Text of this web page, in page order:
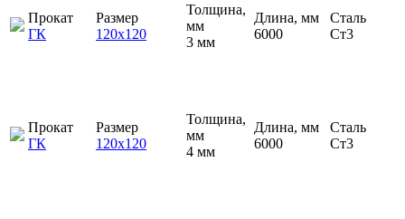
Прокат
ГК
Размер
120х120
Толщина,
мм
3 мм
Длина, мм
6000
Сталь
Ст3
Прокат
ГК
Размер
120х120
Толщина,
мм
4 мм
Длина, мм
6000
Сталь
Ст3